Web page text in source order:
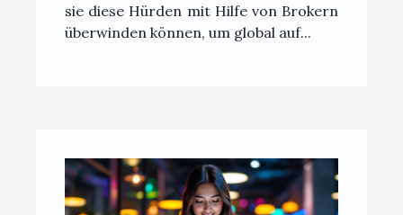
sie diese Hürden mit Hilfe von Brokern
überwinden können, um global auf...